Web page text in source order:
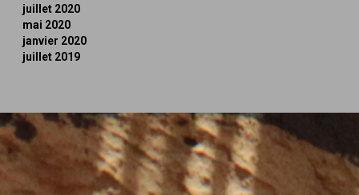
juillet 2020
mai 2020
janvier 2020
juillet 2019